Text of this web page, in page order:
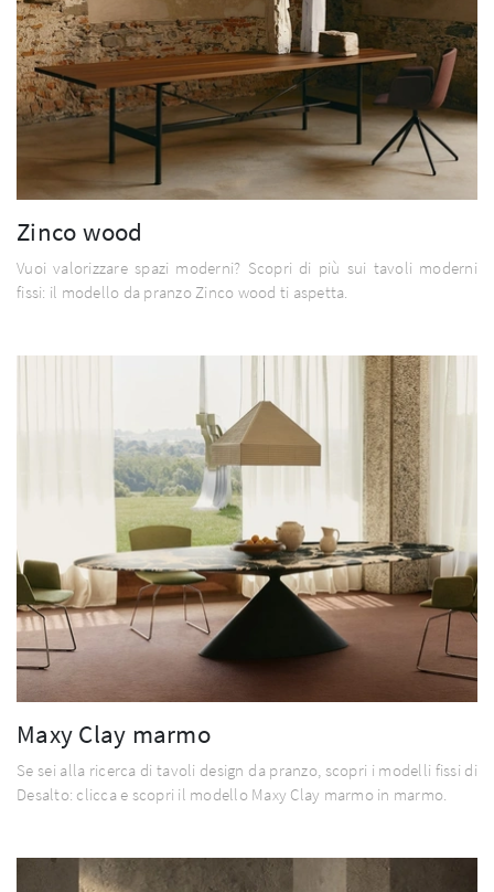
Zinco wood
Vuoi valorizzare spazi moderni? Scopri di più sui tavoli moderni
fissi: il modello da pranzo Zinco wood ti aspetta.
Maxy Clay marmo
Se sei alla ricerca di tavoli design da pranzo, scopri i modelli fissi di
Desalto: clicca e scopri il modello Maxy Clay marmo in marmo.